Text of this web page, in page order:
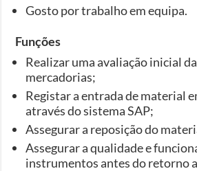
Gosto por trabalho em equipa.
Funções
Realizar uma avaliação inicial
mercadorias;
Registar a entrada de material
através do sistema SAP;
Assegurar a reposição do
Assegurar a qualidade e
instrumentos antes do retorno